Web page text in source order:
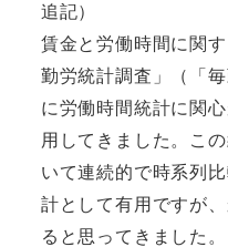
追記）
賃金と労働時間に関
勤労統計調査」（「
に労働時間統計に関
用してきました。こ
いて連続的で時系列
計として有用ですが
ると思ってきました。